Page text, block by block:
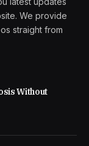
We provide
straight from
Without